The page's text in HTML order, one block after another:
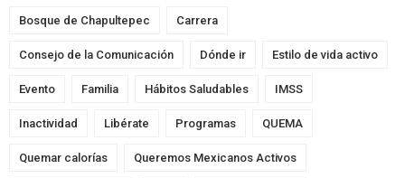
Bosque de Chapultepec Carrera
Consejo de la Comunicación Dónde ir Estilo de vida activo
Evento Familia Hábitos Saludables IMSS
Inactividad Libérate Programas QUEMA
Quemar calorías Queremos Mexicanos Activos